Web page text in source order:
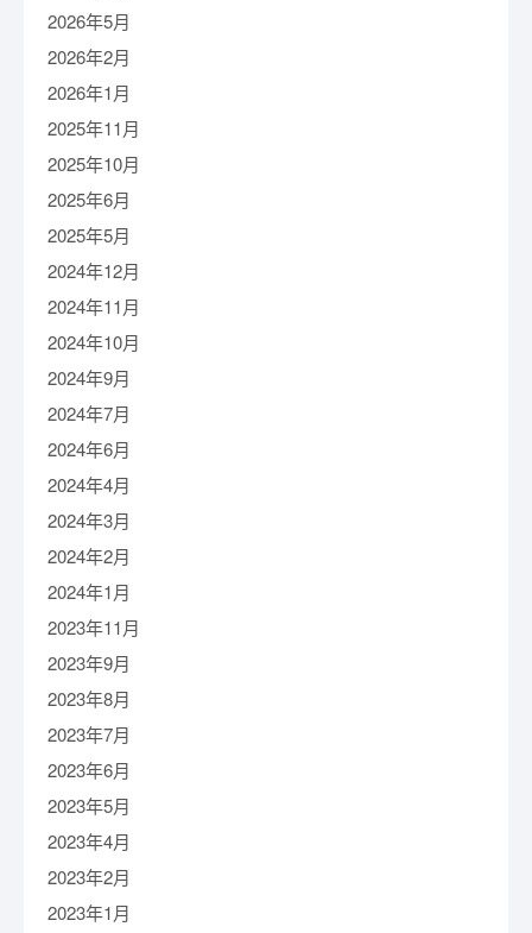
2026年5月
2026年2月
2026年1月
2025年11月
2025年10月
2025年6月
2025年5月
2024年12月
2024年11月
2024年10月
2024年9月
2024年7月
2024年6月
2024年4月
2024年3月
2024年2月
2024年1月
2023年11月
2023年9月
2023年8月
2023年7月
2023年6月
2023年5月
2023年4月
2023年2月
2023年1月